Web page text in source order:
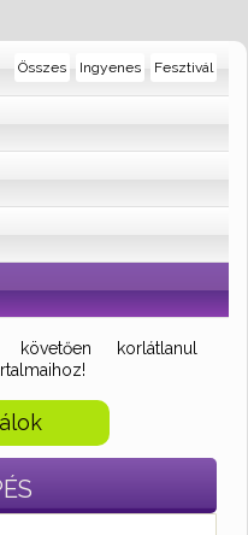
Fesztivál
Ingyenes
Összes
korlátlanul